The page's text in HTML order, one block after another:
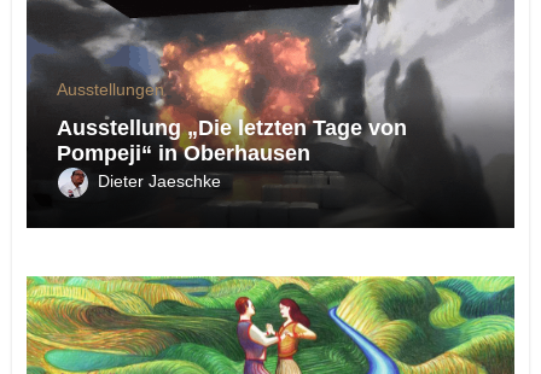
Ausstellungen
Ausstellung „Die letzten Tage von
Pompeji“ in Oberhausen
Dieter Jaeschke